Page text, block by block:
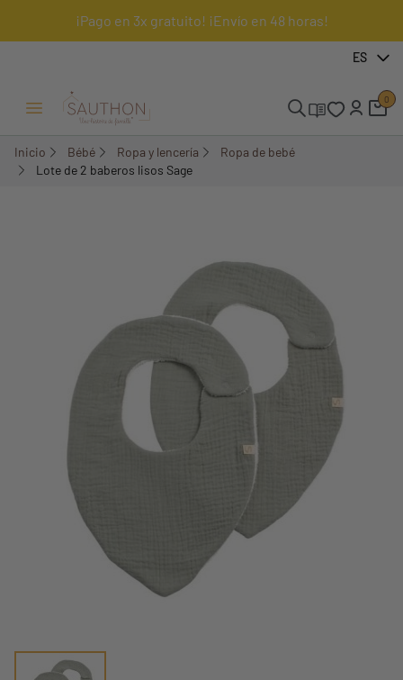
¡Pago en 3x gratuito! ¡Envío en 48 horas!
ES
Menú Abrir/Cerrar
0
Inicio Bébé Ropa y lencería
Ropa de bebé
Lote de 2 baberos lisos Sage
-14,99%